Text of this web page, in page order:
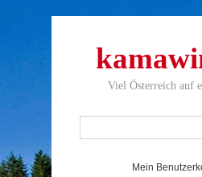
Viel Österreich auf
Mein